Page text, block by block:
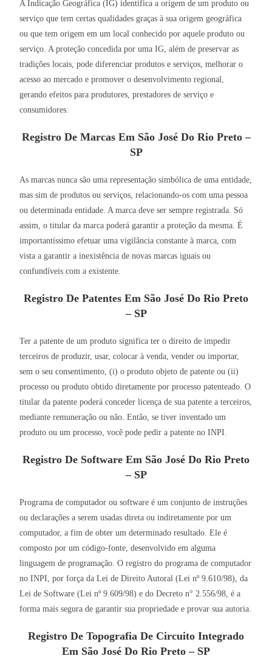
A Indicação Geográfica (IG) identifica a origem de um produto ou
serviço que tem certas qualidades graças à sua origem geográfica
ou que tem origem em um local conhecido por aquele produto ou
serviço. A proteção concedida por uma IG, além de preservar as
tradições locais, pode diferenciar produtos e serviços, melhorar o
acesso ao mercado e promover o desenvolvimento regional,
gerando efeitos para produtores, prestadores de serviço e
consumidores.
Registro De Marcas Em São José Do Rio Preto –
SP
As marcas nunca são uma representação simbólica de uma entidade,
mas sim de produtos ou serviços, relacionando-os com uma pessoa
ou determinada entidade. A marca deve ser sempre registrada. Só
assim, o titular da marca poderá garantir a proteção da mesma. É
importantíssimo efetuar uma vigilância constante à marca, com
vista a garantir a inexistência de novas marcas iguais ou
confundíveis com a existente.
Registro De Patentes Em São José Do Rio Preto
– SP
Ter a patente de um produto significa ter o direito de impedir
terceiros de produzir, usar, colocar à venda, vender ou importar,
sem o seu consentimento, (i) o produto objeto de patente ou (ii)
processo ou produto obtido diretamente por processo patenteado. O
titular da patente poderá conceder licença de sua patente a terceiros,
mediante remuneração ou não. Então, se tiver inventado um
produto ou um processo, você pode pedir a patente no INPI.
Registro De Software Em São José Do Rio Preto
– SP
Programa de computador ou software é um conjunto de instruções
ou declarações a serem usadas direta ou indiretamente por um
computador, a fim de obter um determinado resultado. Ele é
composto por um código-fonte, desenvolvido em alguma
linguagem de programação. O registro do programa de computador
no INPI, por força da Lei de Direito Autoral (Lei nº 9.610/98), da
Lei de Software (Lei nº 9.609/98) e do Decreto n° 2.556/98, é a
forma mais segura de garantir sua propriedade e provar sua autoria.
Registro De Topografia De Circuito Integrado
Em São José Do Rio Preto – SP